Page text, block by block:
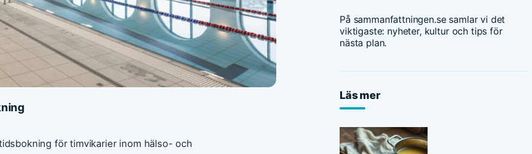
för timvikarier inom hälso- och
På sammanfattningen.se samlar vi det
viktigaste: nyheter, kultur och tips för
nästa plan.
Läs mer